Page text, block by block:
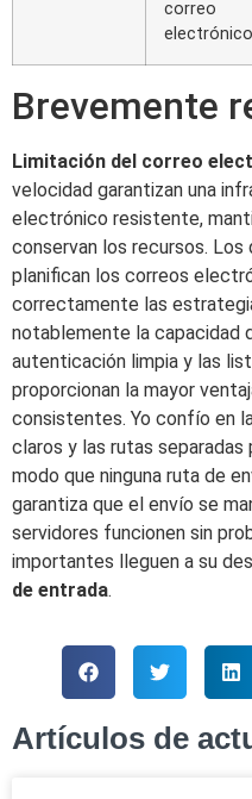
correo
electrónico
Brevemente
Limitación del correo
velocidad garantizan una
electrónico resistente,
conservan los recursos.
planifican los correos
correctamente las
notablemente la capacidad
autenticación limpia y las
proporcionan la mayor
consistentes. Yo confío en
claros y las rutas
modo que ninguna ruta de
garantiza que el envío se
servidores funcionen sin
importantes lleguen a su
de entrada.
Artículos de